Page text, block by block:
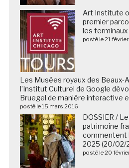
Art Institute
premier
les
posté le 21
Les Musées royaux des Beaux-
l’Institut Culturel de Google
Bruegel de manière interactive
posté le 15 mars 2016
DOSSIER /
patrimoine
commentent
2025 (20/02/
posté le 20